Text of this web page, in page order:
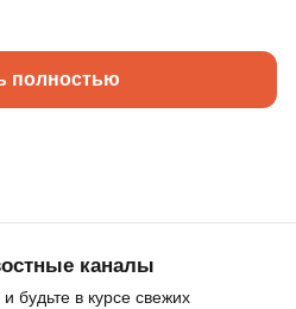
полностью
каналы
будьте в курсе свежих